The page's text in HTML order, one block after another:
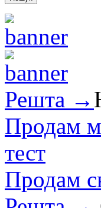
Решта →
Продам
тест
Продам